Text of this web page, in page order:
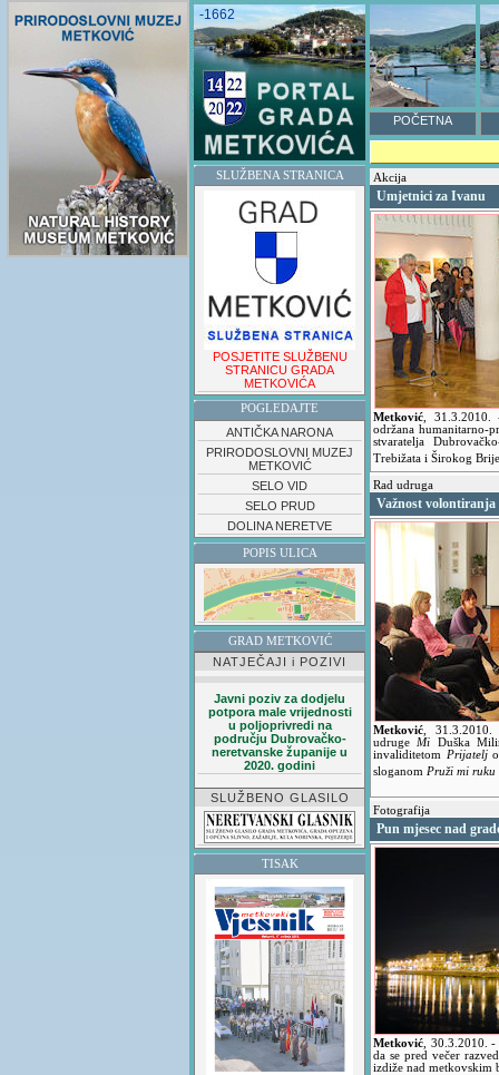
-1662
POČETNA
SLUŽBENA STRANICA
POSJETITE SLUŽBENU
STRANICU GRADA
METKOVIĆA
POGLEDAJTE
ANTIČKA NARONA
PRIRODOSLOVNI MUZEJ
METKOVIĆ
SELO VID
SELO PRUD
DOLINA NERETVE
POPIS ULICA
GRAD METKOVIĆ
NATJEČAJI i POZIVI
Javni poziv za dodjelu
potpora male vrijednosti
u poljoprivredi na
području Dubrovačko-
neretvanske županije u
2020. godini
SLUŽBENO GLASILO
TISAK
Akcija
Umjetnici za Ivanu
Metković 31.3.2010.
održana humanitarno-
stvaratelja
Trebižata i Širokog
Rad udruga
Važnost volontiranja
Metković ,
udruge Mi Duška
invaliditetom Prijatelj
sloganom Pruži mi
Fotografija
Pun mjesec nad
Metković 30.3.2010. -
da se pred večer
izdiže nad metkovskim